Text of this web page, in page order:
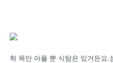
헉 목만 아플 뿐 식탐은 있거든요.